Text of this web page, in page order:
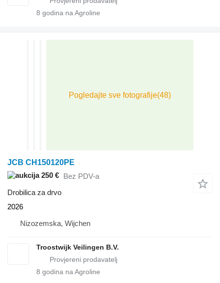
8 godina na Agroline
JCB CH150120PE
250 € Bez PDV-a
Drobilica za drvo
2026
Nizozemska, Wijchen
Troostwijk Veilingen B.V.
8 godina na Agroline